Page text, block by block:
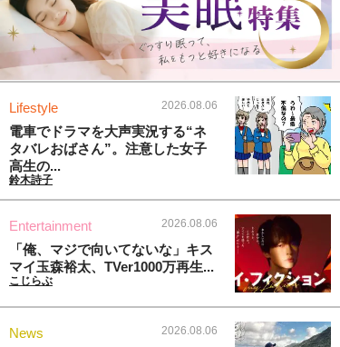
Lifestyle 2026.08.06
電車でドラマを大声実況する“ネ
タバレおばさん”。注意した女子
高生の...
鈴木詩子
Entertainment 2026.08.06
「俺、マジで向いてないな」キス
マイ玉森裕太、TVer1000万再生...
こじらぶ
News 2026.08.06